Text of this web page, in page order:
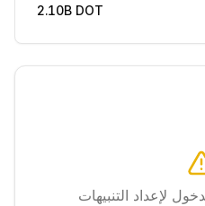
2.10B DOT
لإعداد التنبيهات